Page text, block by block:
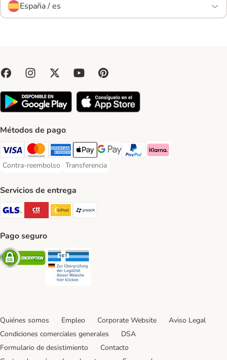
España / es
Métodos de pago
Visa Payment Method
Mastercard Payment Method
American Express Payment Method
Apple Pay Payment Method
Google Pay Payment Method
PayPal Payment Method
Klarna Payment Method
Contra-reembolso
Contra-reembolso Payment Method
Transferencia
Transferencia Payment Method
Servicios de entrega
GLS Shipping Method
CTTExpress Shipping Method
InPost Shipping Method
Pago seguro
Security
Quiénes somos Empleo Corporate Website
Aviso Legal
Condiciones comerciales generales
DSA
Formulario de desistimiento
Contacto